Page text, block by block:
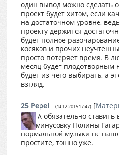
один вывод можно сделать
проект будет хитом, если
на достаточном уровне,
проекту держится
будет полное
косяков и прочих
просто потеряет время. В
месяц будет плодотворным
будет из чего выбирать, а
взгляд.
25 Pepel (14.12.2015 17:47) [
А обязательно ставить
минусовку Полины
нормальной музыки не
простите, тошно уже.